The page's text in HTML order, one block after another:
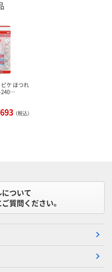
ケ ほつれ
240…
（税込）
ついて
質問ください。